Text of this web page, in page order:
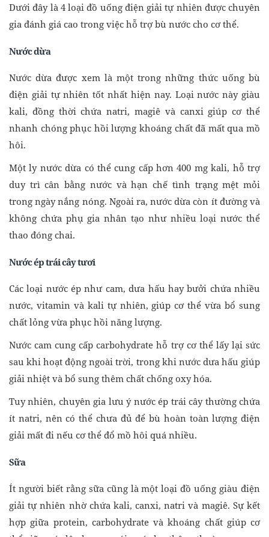
Dưới đây là 4 loại đồ uống điện giải tự nhiên được chuyên
gia đánh giá cao trong việc hỗ trợ bù nước cho cơ thể.
Nước dừa
Nước dừa được xem là một trong những thức uống bù
điện giải tự nhiên tốt nhất hiện nay. Loại nước này giàu
kali, đồng thời chứa natri, magiê và canxi giúp cơ thể
nhanh chóng phục hồi lượng khoáng chất đã mất qua mồ
hôi.
Một ly nước dừa có thể cung cấp hơn 400 mg kali, hỗ trợ
duy trì cân bằng nước và hạn chế tình trạng mệt mỏi
trong ngày nắng nóng. Ngoài ra, nước dừa còn ít đường và
không chứa phụ gia nhân tạo như nhiều loại nước thể
thao đóng chai.
Nước ép trái cây tươi
Các loại nước ép như cam, dưa hấu hay bưởi chứa nhiều
nước, vitamin và kali tự nhiên, giúp cơ thể vừa bổ sung
chất lỏng vừa phục hồi năng lượng.
Nước cam cung cấp carbohydrate hỗ trợ cơ thể lấy lại sức
sau khi hoạt động ngoài trời, trong khi nước dưa hấu giúp
giải nhiệt và bổ sung thêm chất chống oxy hóa.
Tuy nhiên, chuyên gia lưu ý nước ép trái cây thường chứa
ít natri, nên có thể chưa đủ để bù hoàn toàn lượng điện
giải mất đi nếu cơ thể đổ mồ hôi quá nhiều.
Sữa
Ít người biết rằng sữa cũng là một loại đồ uống giàu điện
giải tự nhiên nhờ chứa kali, canxi, natri và magiê. Sự kết
hợp giữa protein, carbohydrate và khoáng chất giúp cơ